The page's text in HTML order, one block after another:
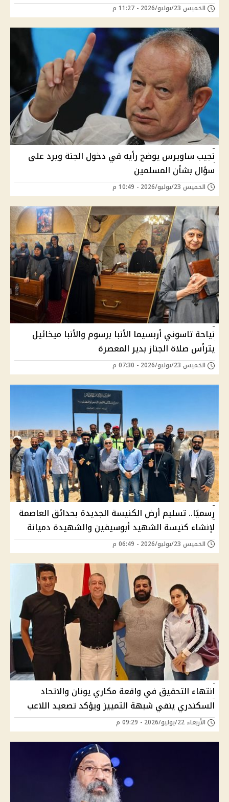
الخميس 23/يوليو/2026 - 11:27 م
نجيب ساويرس يوضح رأيه في دخول الجنة ويرد على
سؤال بشأن المسلمين
الخميس 23/يوليو/2026 - 10:49 م
نياحة تاسوني أربسيما الأنبا برسوم والأنبا ميخائيل
يترأس صلاة الجناز بدير المعصرة
الخميس 23/يوليو/2026 - 07:30 م
رسميًا.. تسليم أرض الكنيسة الجديدة بحدائق العاصمة
لإنشاء كنيسة الشهيد أبوسيفين والشهيدة دميانة
الخميس 23/يوليو/2026 - 06:49 م
انتهاء التحقيق في واقعة مكاري يونان والاتحاد
السكندري ينفي شبهة التمييز ويؤكد تصعيد اللاعب
الأربعاء 22/يوليو/2026 - 09:29 م